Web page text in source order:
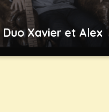
Duo Xavier et Alex